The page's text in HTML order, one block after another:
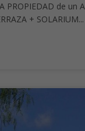
PROPIEDAD de un
+ SOLARIUM...